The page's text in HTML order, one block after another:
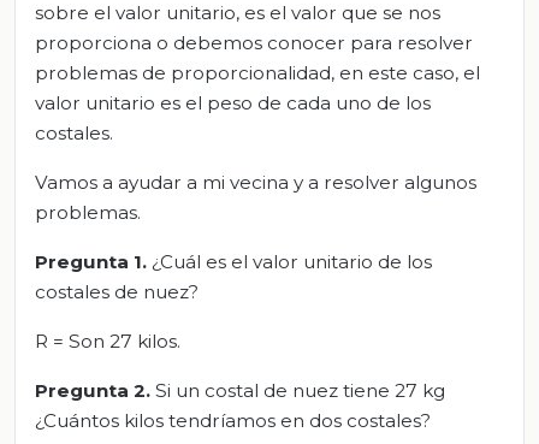
sobre el valor unitario, es el valor que se nos
proporciona o debemos conocer para resolver
problemas de proporcionalidad, en este caso, el
valor unitario es el peso de cada uno de los
costales.
Vamos a ayudar a mi vecina y a resolver algunos
problemas.
Pregunta 1. ¿Cuál es el valor unitario de los
costales de nuez?
R = Son 27 kilos.
Pregunta 2. Si un costal de nuez tiene 27 kg
¿Cuántos kilos tendríamos en dos costales?